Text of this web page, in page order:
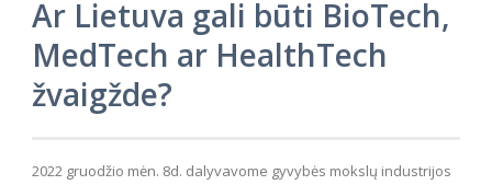
Ar Lietuva gali būti BioTech,
MedTech ar HealthTech
žvaigžde?
2022 gruodžio mėn. 8d. dalyvavome gyvybės mokslų industrijos